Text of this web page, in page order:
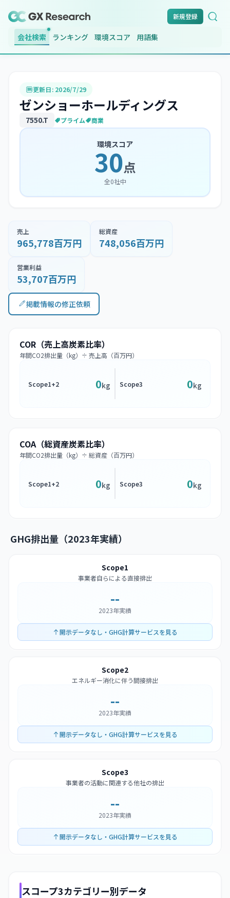
新規登録
会社検索 ランキング 環境スコア 用語集
更新日: 2026/7/29
ゼンショーホールディングス
7550.T プライム 商業
環境スコア
30点
全0社中
売上
965,778百万円
総資産
748,056百万円
営業利益
53,707百万円
掲載情報の修正依頼
COR（売上高炭素比率）
年間CO2排出量（kg）÷ 売上高（百万円）
Scope1+2 0kg Scope3 0kg
COA（総資産炭素比率）
年間CO2排出量（kg）÷ 総資産（百万円）
Scope1+2 0kg Scope3 0kg
GHG排出量（2023年実績）
Scope1
事業者自らによる直接排出
--
2023年実績
開示データなし・GHG計算サービスを見る
Scope2
エネルギー消化に伴う間接排出
--
2023年実績
開示データなし・GHG計算サービスを見る
Scope3
事業者の活動に関連する他社の排出
--
2023年実績
開示データなし・GHG計算サービスを見る
スコープ3カテゴリー別データ